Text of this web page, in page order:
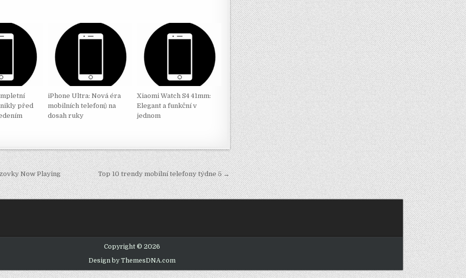
před
iPhone Ultra: Nová éra
mobilních telefonů na
dosah ruky
Xiaomi Watch S4 41mm:
Elegant a funkční v
jednom
Now Playing Top 10 trendy mobilní telefony týdne 5 →
Copyright © 2026
Design by ThemesDNA.com